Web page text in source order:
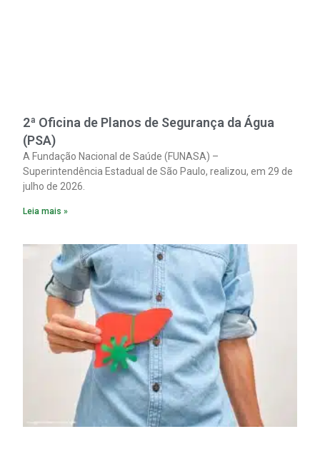
2ª Oficina de Planos de Segurança da Água
(PSA)
A Fundação Nacional de Saúde (FUNASA) –
Superintendência Estadual de São Paulo, realizou, em 29 de
julho de 2026.
Leia mais »